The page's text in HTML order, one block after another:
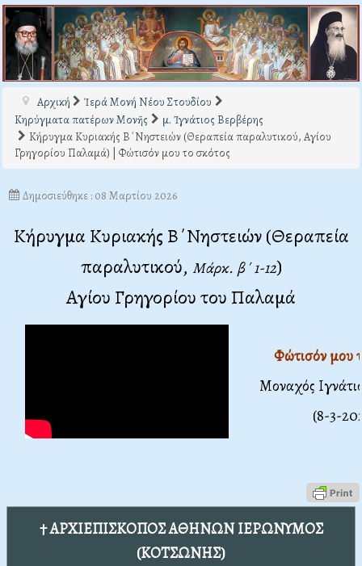
Αρχική
Ἱερά Μονή Νέου Στουδίου
Κηρύγματα πατέρων Μονῆς
μ. Ἰγνάτιος Βερβέρης
Κήρυγμα Κυριακής Β΄Νηστειών (Θεραπεία παραλυτικού, Αγίου
Γρηγορίου Παλαμά) | Φώτισόν μου το σκότος
Δημοσιεύθηκε : 08 Μαρτίου 2026
Κήρυγμα Κυριακής Β΄Νηστειών (Θεραπεία
παραλυτικού, Μάρκ. β΄ 1-12)
Αγίου Γρηγορίου του Παλαμά
Φώτισόν μου
Μοναχός
(8-3-
† ΑΡΧΙΕΠΙΣΚΟΠΟΣ ΑΘΗΝΩΝ ΙΕΡΩΝΥΜΟΣ
(ΚΟΤΣΩΝΗΣ)